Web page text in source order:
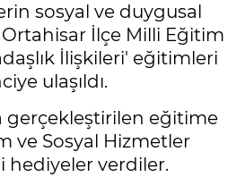
sosyal ve duygusal
İlçe Milli Eğitim
İlişkileri' eğitimleri
ulaşıldı.
gerçekleştirilen eğitime
ve Sosyal Hizmetler
hediyeler verdiler.